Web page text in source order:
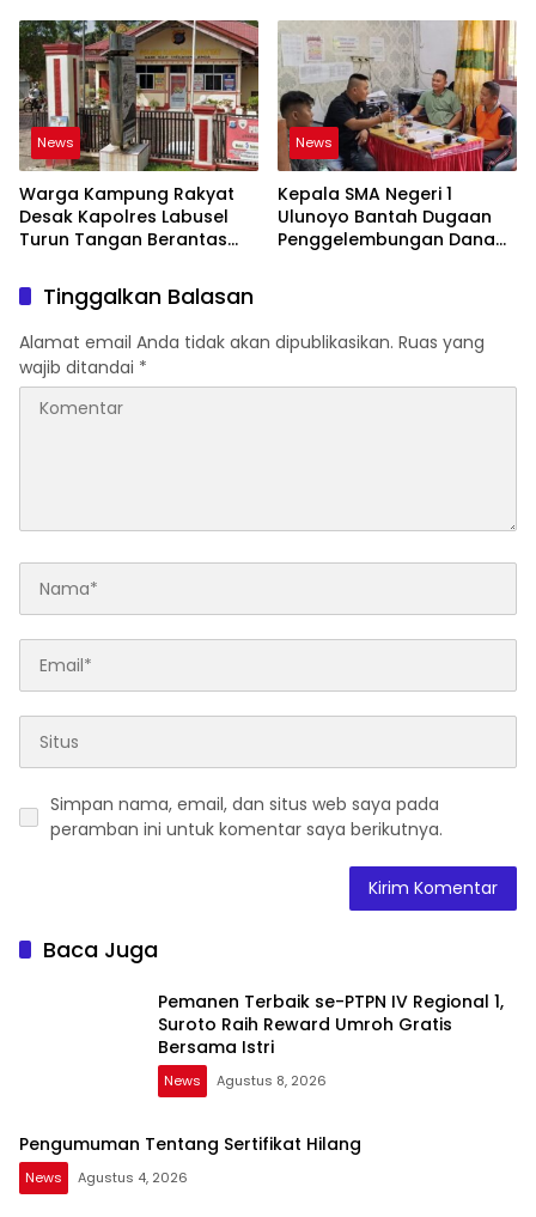
Target UNESCO
News
Warga Kampung Rakyat
Desak Kapolres Labusel
Turun Tangan Berantas
di Perlabian
News
Kepala SMA Negeri 1
Ulunoyo Bantah Dugaan
Penggelembungan Dana
Tinggalkan Balasan
Alamat email Anda tidak akan dipublikasikan. Ruas yang
wajib ditandai *
Simpan nama, email, dan situs web saya pada
peramban ini untuk komentar saya berikutnya.
Baca Juga
Pemanen Terbaik se-PTPN IV Regional 1,
Suroto Raih Reward Umroh Gratis
Bersama Istri
News Agustus 8, 2026
Pengumuman Tentang Sertifikat Hilang
News Agustus 4, 2026